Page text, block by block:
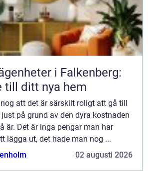
i Falkenberg:
till ditt nya hem
nog att det är särskilt roligt att gå till
på grund av den dyra kostnaden
är. Det är inga pengar man har
lägga ut, det hade man nog ...
02 augusti 2026